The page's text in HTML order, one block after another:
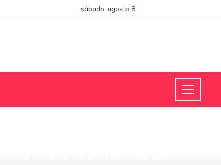
sábado, agosto 8